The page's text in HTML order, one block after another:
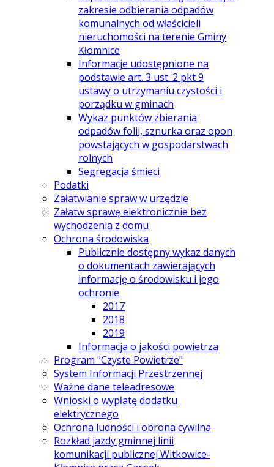
zakresie odbierania odpadów
komunalnych od właścicieli
nieruchomości na terenie Gminy
Kłomnice
Informacje udostępnione na
podstawie art. 3 ust. 2 pkt 9
ustawy o utrzymaniu czystości i
porządku w gminach
Wykaz punktów zbierania
odpadów folii, sznurka oraz opon
powstających w gospodarstwach
rolnych
Segregacja śmieci
Podatki
Załatwianie spraw w urzędzie
Załatw sprawę elektronicznie bez
wychodzenia z domu
Ochrona środowiska
Publicznie dostępny wykaz danych
o dokumentach zawierających
informację o środowisku i jego
ochronie
2017
2018
2019
Informacja o jakości powietrza
Program "Czyste Powietrze"
System Informacji Przestrzennej
Ważne dane teleadresowe
Wnioski o wypłatę dodatku
elektrycznego
Ochrona ludności i obrona cywilna
Rozkład jazdy gminnej linii
komunikacji publicznej Witkowice-